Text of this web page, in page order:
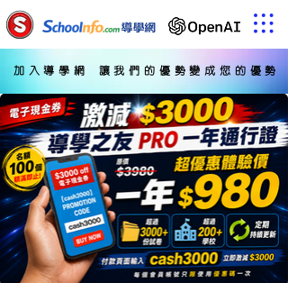
加入導學網 讓我們的優勢變成您的優勢